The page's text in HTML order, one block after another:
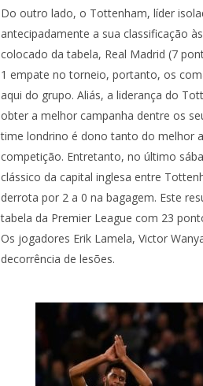
Do outro lado, o Tottenham, líder
antecipadamente a sua classificação
colocado da tabela, Real Madrid (7
1 empate no torneio, portanto, os
aqui do grupo. Aliás, a liderança do
obter a melhor campanha dentre os
time londrino é dono tanto do melhor
competição. Entretanto, no último
clássico da capital inglesa entre
derrota por 2 a 0 na bagagem. Este
tabela da Premier League com 23
Os jogadores Erik Lamela, Victor
decorrência de lesões.